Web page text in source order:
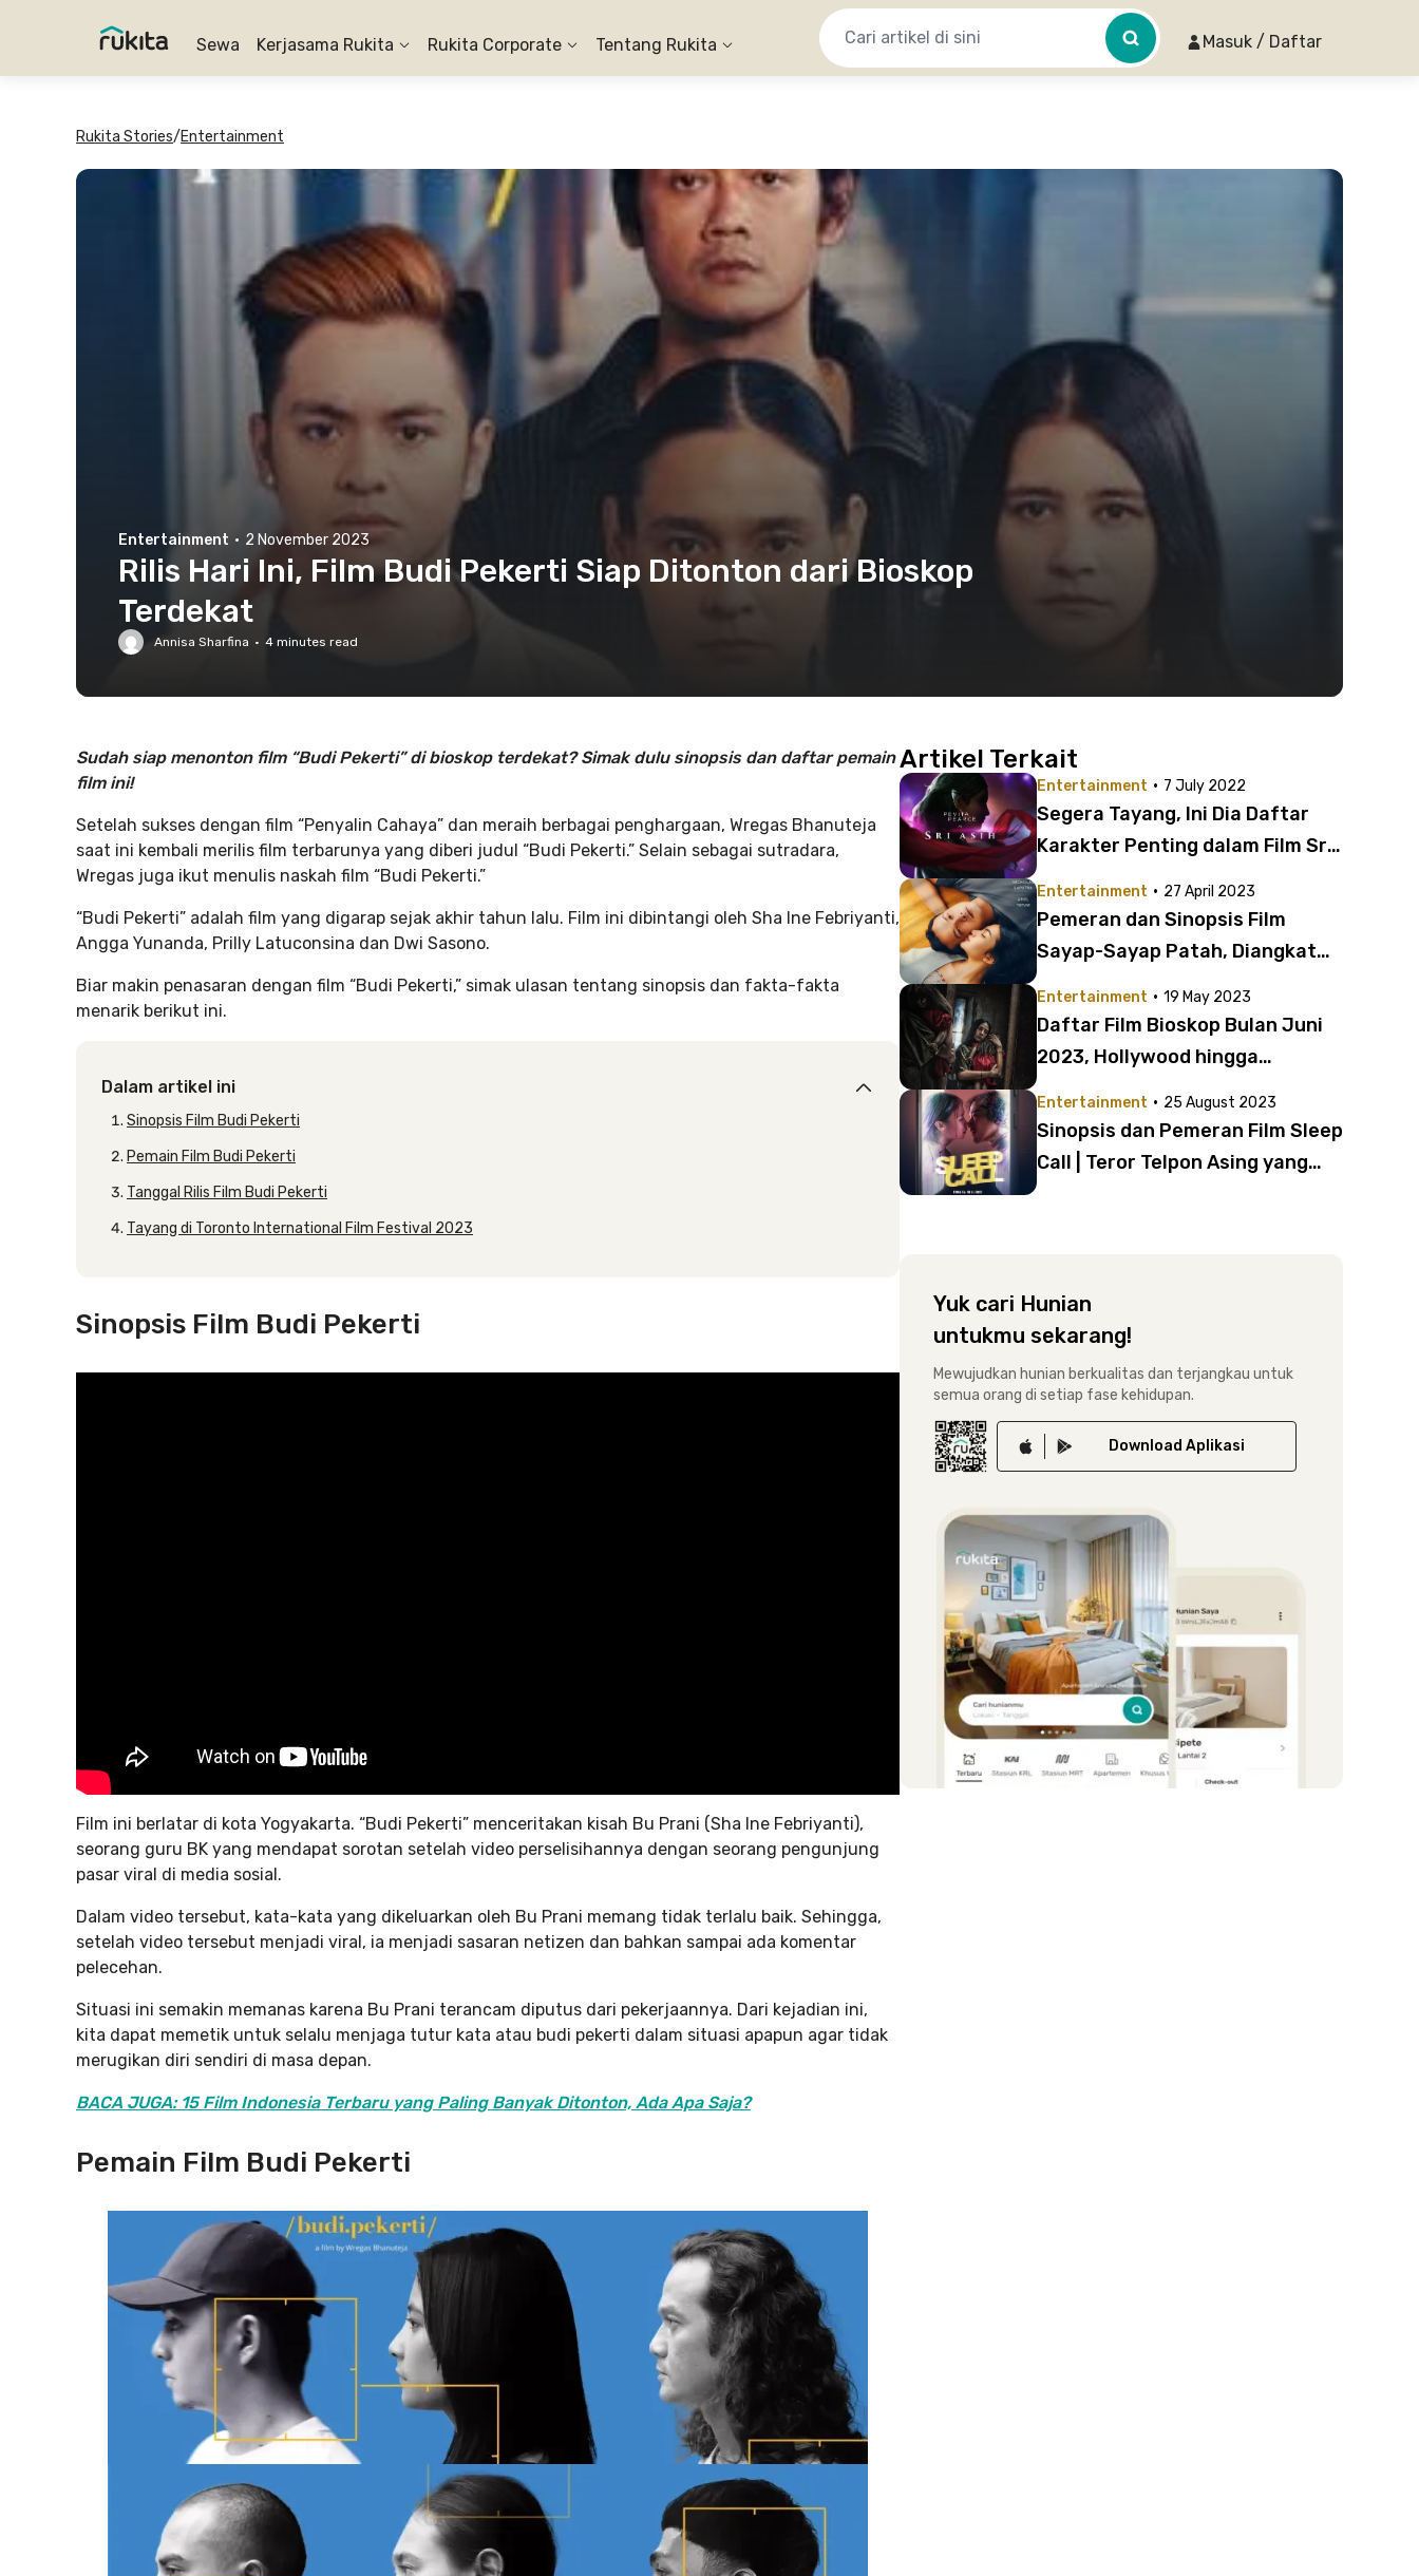
Sewa Kerjasama Rukita Rukita Corporate Tentang Rukita Masuk / Daftar
Rukita Stories/Entertainment
Entertainment · 2 November 2023
Rilis Hari Ini, Film Budi Pekerti Siap Ditonton dari Bioskop
Terdekat
Annisa Sharfina · 4 minutes read
Sudah siap menonton film “Budi Pekerti” di bioskop terdekat? Simak dulu sinopsis dan daftar pemain
film ini!
Setelah sukses dengan film “Penyalin Cahaya” dan meraih berbagai penghargaan, Wregas Bhanuteja
saat ini kembali merilis film terbarunya yang diberi judul “Budi Pekerti.” Selain sebagai sutradara,
Wregas juga ikut menulis naskah film “Budi Pekerti.”
“Budi Pekerti” adalah film yang digarap sejak akhir tahun lalu. Film ini dibintangi oleh Sha Ine Febriyanti,
Angga Yunanda, Prilly Latuconsina dan Dwi Sasono.
Biar makin penasaran dengan film “Budi Pekerti,” simak ulasan tentang sinopsis dan fakta-fakta
menarik berikut ini.
Dalam artikel ini
Sinopsis Film Budi Pekerti
Pemain Film Budi Pekerti
Tanggal Rilis Film Budi Pekerti
Tayang di Toronto International Film Festival 2023
Sinopsis Film Budi Pekerti
Film ini berlatar di kota Yogyakarta. “Budi Pekerti” menceritakan kisah Bu Prani (Sha Ine Febriyanti),
seorang guru BK yang mendapat sorotan setelah video perselisihannya dengan seorang pengunjung
pasar viral di media sosial.
Dalam video tersebut, kata-kata yang dikeluarkan oleh Bu Prani memang tidak terlalu baik. Sehingga,
setelah video tersebut menjadi viral, ia menjadi sasaran netizen dan bahkan sampai ada komentar
pelecehan.
Situasi ini semakin memanas karena Bu Prani terancam diputus dari pekerjaannya. Dari kejadian ini,
kita dapat memetik untuk selalu menjaga tutur kata atau budi pekerti dalam situasi apapun agar tidak
merugikan diri sendiri di masa depan.
BACA JUGA: 15 Film Indonesia Terbaru yang Paling Banyak Ditonton, Ada Apa Saja?
Pemain Film Budi Pekerti
Artikel Terkait
Entertainment · 7 July 2022
Segera Tayang, Ini Dia Daftar
Karakter Penting dalam Film Sri
Sejarahnya
Entertainment · 27 April 2023
Pemeran dan Sinopsis Film
Sayap-Sayap Patah, Diangkat
Entertainment · 19 May 2023
Daftar Film Bioskop Bulan Juni
2023, Hollywood hingga
Entertainment · 25 August 2023
Sinopsis dan Pemeran Film Sleep
Call | Teror Telpon Asing yang
Yuk cari Hunian
untukmu sekarang!
Mewujudkan hunian berkualitas dan terjangkau untuk
semua orang di setiap fase kehidupan.
Download Aplikasi